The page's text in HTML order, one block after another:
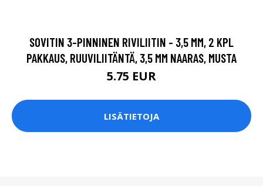
SOVITIN 3-PINNINEN RIVILIITIN - 3,5 MM, 2 KPL
PAKKAUS, RUUVILIITÄNTÄ, 3,5 MM NAARAS, MUSTA
5.75 EUR
LISÄTIETOJA